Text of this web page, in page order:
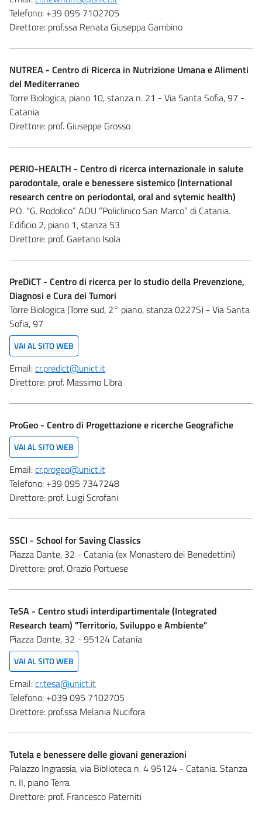
Telefono: +39 095 7102705
Direttore: prof.ssa Renata Giuseppa Gambino
NUTREA - Centro di Ricerca in Nutrizione Umana e Alimenti
del Mediterraneo
Torre Biologica, piano 10, stanza n. 21 - Via Santa Sofia, 97 -
Catania
Direttore: prof. Giuseppe Grosso
PERIO-HEALTH - Centro di ricerca internazionale in salute
parodontale, orale e benessere sistemico (International
research centre on periodontal, oral and sytemic health)
P.O. “G. Rodolico” AOU “Policlinico San Marco” di Catania.
Edificio 2, piano 1, stanza 53
Direttore: prof. Gaetano Isola
PreDiCT - Centro di ricerca per lo studio della Prevenzione,
Diagnosi e Cura dei Tumori
Torre Biologica (Torre sud, 2° piano, stanza 0227S) - Via Santa
Sofia, 97
VAI AL SITO WEB
Email:cr.predict@unict.it
Direttore: prof. Massimo Libra
ProGeo - Centro di Progettazione e ricerche Geografiche
VAI AL SITO WEB
Email:cr.progeo@unict.it
Telefono: +39 095 7347248
Direttore: prof. Luigi Scrofani
SSCI - School for Saving Classics
Piazza Dante, 32 - Catania (ex Monastero dei Benedettini)
Direttore: prof. Orazio Portuese
TeSA - Centro studi interdipartimentale (Integrated
Research team) "Territorio, Sviluppo e Ambiente"
Piazza Dante, 32 - 95124 Catania
VAI AL SITO WEB
Email:cr.tesa@unict.it
Telefono: +039 095 7102705
Direttore: prof.ssa Melania Nucifora
Tutela e benessere delle giovani generazioni
Palazzo Ingrassia, via Biblioteca n. 4 95124 - Catania. Stanza
n. II, piano Terra
Direttore: prof. Francesco Paterniti